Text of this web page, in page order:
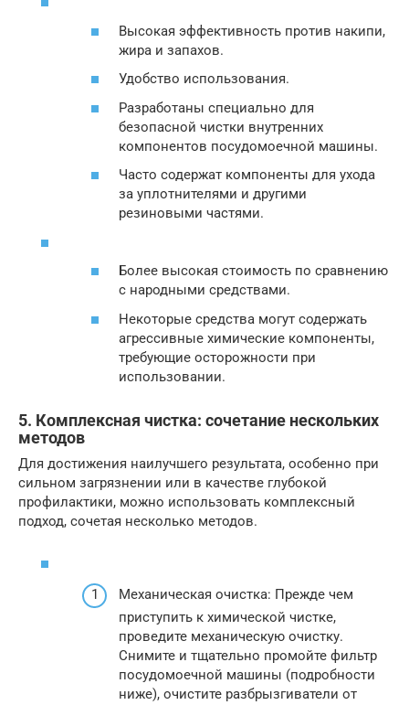
Высокая эффективность против накипи,
жира и запахов.
Удобство использования.
Разработаны специально для
безопасной чистки внутренних
компонентов посудомоечной машины.
Часто содержат компоненты для ухода
за уплотнителями и другими
резиновыми частями.
Более высокая стоимость по сравнению
с народными средствами.
Некоторые средства могут содержать
агрессивные химические компоненты,
требующие осторожности при
использовании.
5. Комплексная чистка: сочетание нескольких
методов
Для достижения наилучшего результата, особенно при
сильном загрязнении или в качестве глубокой
профилактики, можно использовать комплексный
подход, сочетая несколько методов.
Механическая очистка: Прежде чем
приступить к химической чистке,
проведите механическую очистку.
Снимите и тщательно промойте фильтр
посудомоечной машины (подробности
ниже), очистите разбрызгиватели от